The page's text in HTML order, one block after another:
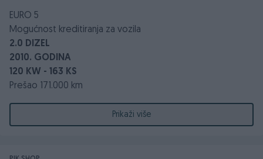
EURO 5
Mogućnost kreditiranja za vozila
2.0 DIZEL
2010. GODINA
120 KW - 163 KS
Prešao 171.000 km
Parking senzori naprijed i nazad
Digitalna dvozonska Klima, Grijanje sjedišta
Prikaži više